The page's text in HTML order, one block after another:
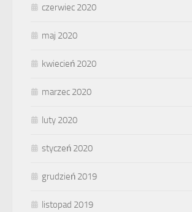
czerwiec 2020
maj 2020
kwiecień 2020
marzec 2020
luty 2020
styczeń 2020
grudzień 2019
listopad 2019